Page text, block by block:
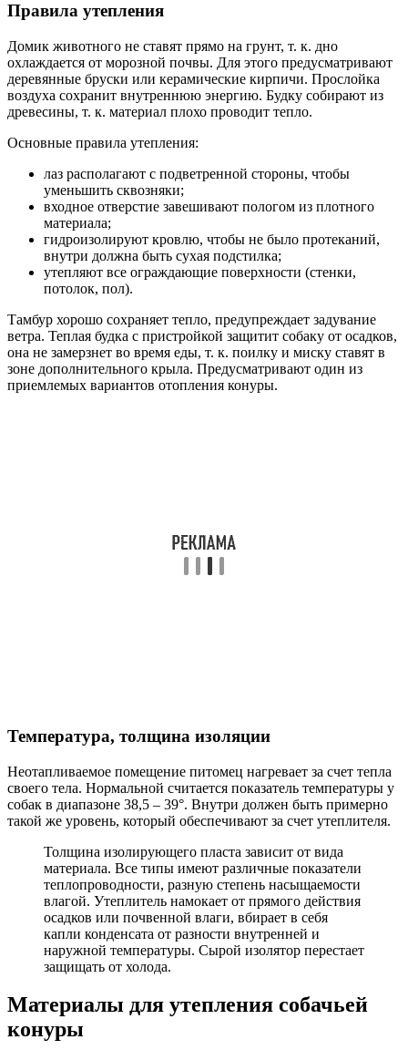
Правила утепления
Домик животного не ставят прямо на грунт, т. к. дно
охлаждается от морозной почвы. Для этого предусматривают
деревянные бруски или керамические кирпичи. Прослойка
воздуха сохранит внутреннюю энергию. Будку собирают из
древесины, т. к. материал плохо проводит тепло.
Основные правила утепления:
лаз располагают с подветренной стороны, чтобы
уменьшить сквозняки;
входное отверстие завешивают пологом из плотного
материала;
гидроизолируют кровлю, чтобы не было протеканий,
внутри должна быть сухая подстилка;
утепляют все ограждающие поверхности (стенки,
потолок, пол).
Тамбур хорошо сохраняет тепло, предупреждает задувание
ветра. Теплая будка с пристройкой защитит собаку от осадков,
она не замерзнет во время еды, т. к. поилку и миску ставят в
зоне дополнительного крыла. Предусматривают один из
приемлемых вариантов отопления конуры.
Температура, толщина изоляции
Неотапливаемое помещение питомец нагревает за счет тепла
своего тела. Нормальной считается показатель температуры у
собак в диапазоне 38,5 – 39°. Внутри должен быть примерно
такой же уровень, который обеспечивают за счет утеплителя.
Толщина изолирующего пласта зависит от вида
материала. Все типы имеют различные показатели
теплопроводности, разную степень насыщаемости
влагой. Утеплитель намокает от прямого действия
осадков или почвенной влаги, вбирает в себя
капли конденсата от разности внутренней и
наружной температуры. Сырой изолятор перестает
защищать от холода.
Материалы для утепления собачьей
конуры